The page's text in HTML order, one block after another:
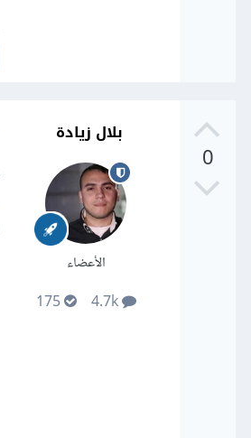
0
بلال زيادة
الأعضاء
4.7k
175